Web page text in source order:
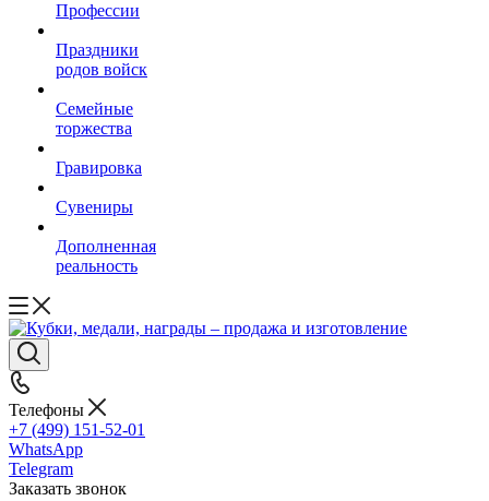
Профессии
Праздники
родов войск
Семейные
торжества
Гравировка
Сувениры
Дополненная
реальность
Телефоны
+7 (499) 151-52-01
WhatsApp
Telegram
Заказать звонок